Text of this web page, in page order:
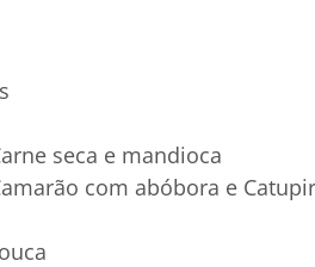
seca e mandioca
com abóbora e